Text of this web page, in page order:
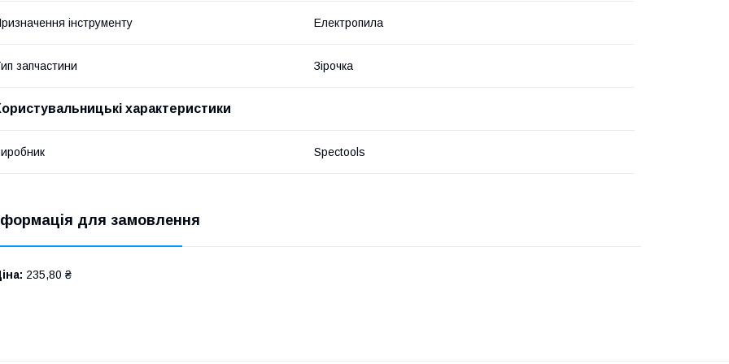
інструменту Електропила
запчастини Зірочка
характеристики
Spectools
для замовлення
235,80 ₴